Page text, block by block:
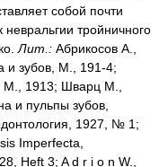
собой почти
тройничного
Лит.: Абрикосов А.,
и зубов, М., 191-4;
М., 1913; Шварц М.,
и пульпы зубов,
1927, № 1;
Imperfecta,
Heft 3; A d r i о n W.,